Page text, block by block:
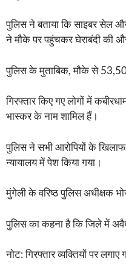
पुलिस ने बताया कि साइबर सेल
ने मौके पर पहुंचकर घेराबंदी की और
पुलिस के मुताबिक, मौके से
गिरफ्तार किए गए लोगों में
भास्कर के नाम शामिल हैं।
पुलिस ने सभी आरोपियों के
न्यायालय में पेश किया गया।
मुंगेली के वरिष्ठ पुलिस अधीक्षक
पुलिस का कहना है कि जिले में
नोट: गिरफ्तार व्यक्तियों पर